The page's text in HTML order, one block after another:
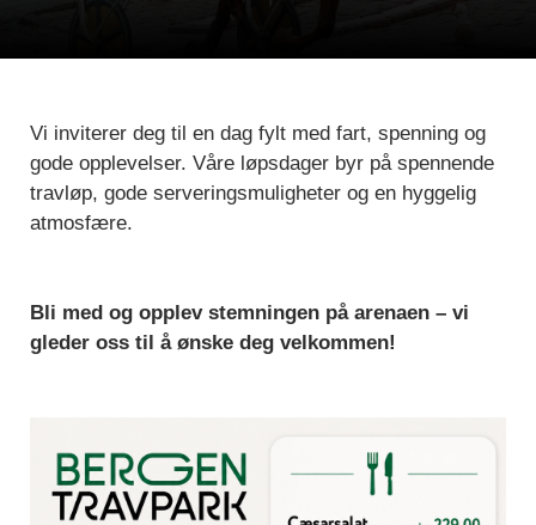
Vi inviterer deg til en dag fylt med fart, spenning og
gode opplevelser. Våre løpsdager byr på spennende
travløp, gode serveringsmuligheter og en hyggelig
atmosfære.
Bli med og opplev stemningen på arenaen – vi
gleder oss til å ønske deg velkommen!